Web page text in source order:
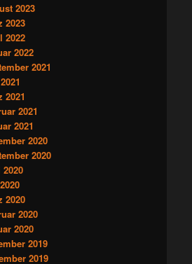
2023
2023
2022
2022
2021
2021
2021
2021
2020
2020
2020
2020
2020
2019
2019